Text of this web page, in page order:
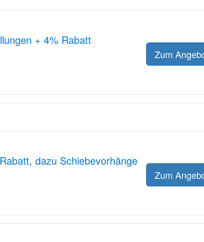
+ 4% Rabatt
Zum
dazu Schiebevorhänge
Zum